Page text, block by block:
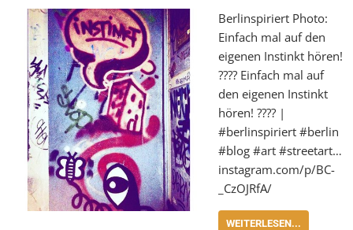
Berlinspiriert Photo:
Einfach mal auf den
eigenen Instinkt hören!
???? Einfach mal auf
den eigenen Instinkt
hören! ???? |
#berlinspiriert #berlin
#blog #art #streetart…
instagram.com/p/BC-
_CzOJRfA/
WEITERLESEN...